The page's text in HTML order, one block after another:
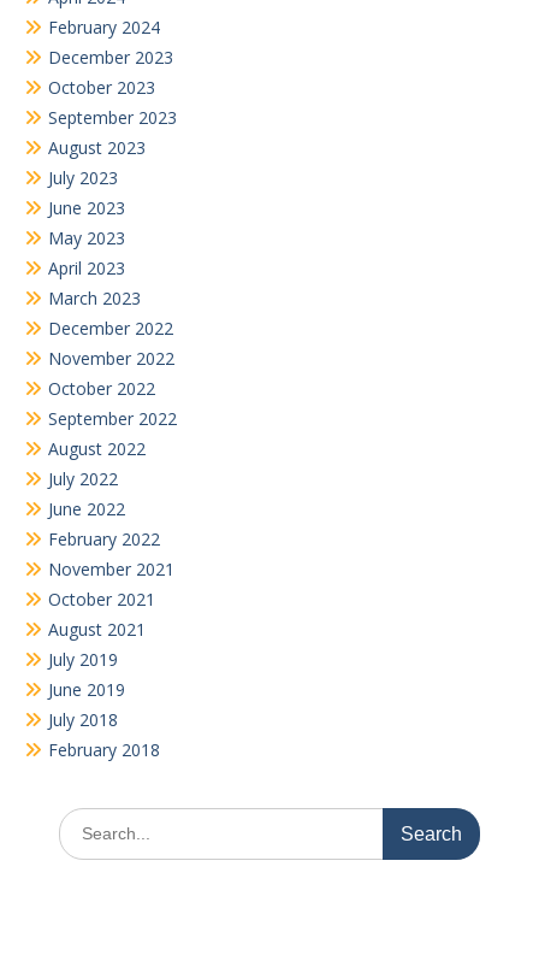
February 2024
December 2023
October 2023
September 2023
August 2023
July 2023
June 2023
May 2023
April 2023
March 2023
December 2022
November 2022
October 2022
September 2022
August 2022
July 2022
June 2022
February 2022
November 2021
October 2021
August 2021
July 2019
June 2019
July 2018
February 2018
Search
for: